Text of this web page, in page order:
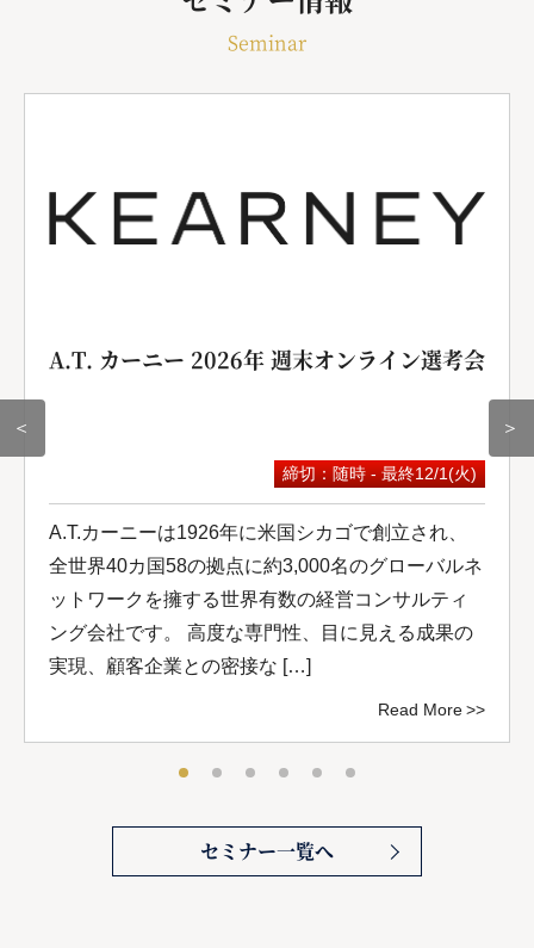
Seminar
＜
A.T. カーニー 2026年 週末オンライン選考会
締切：随時 - 最終12/1(火)
A.T.カーニーは1926年に米国シカゴで創立され、
全世界40カ国58の拠点に約3,000名のグローバルネ
ットワークを擁する世界有数の経営コンサルティ
ング会社です。 高度な専門性、目に見える成果の
実現、顧客企業との密接な […]
Read More
＞
セミナー一覧へ